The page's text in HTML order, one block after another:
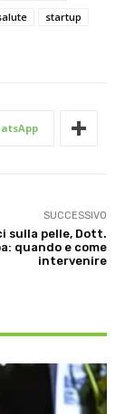
startup
SUCCESSIVO
sulla pelle, Dott.
quando e come
intervenire